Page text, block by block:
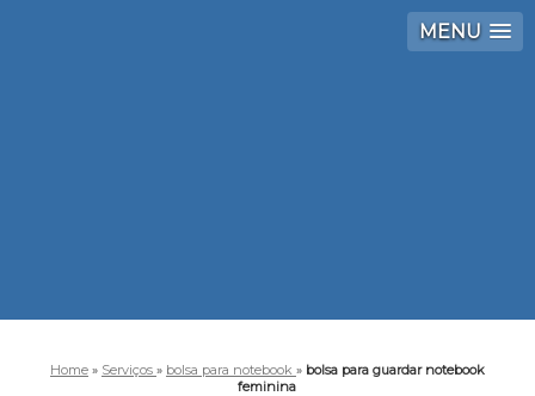
MENU
Home » Serviços » bolsa para notebook » bolsa para guardar notebook
feminina